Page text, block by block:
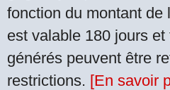
fonction du montant de
est valable 180 jours
générés peuvent être
restrictions. [En savoir